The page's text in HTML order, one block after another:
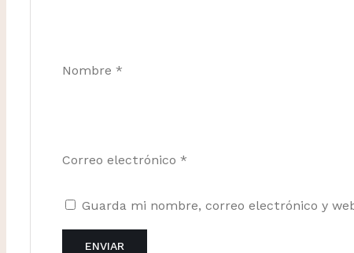
Nombre *
Correo electrónico *
Guarda mi nombre, correo electrónico y